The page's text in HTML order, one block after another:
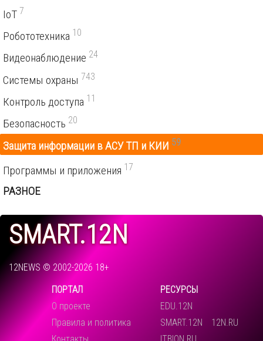
IoT 7
Робототехника 10
Видеонаблюдение 24
Системы охраны 743
Контроль доступа 11
Безопасность 20
Защита информации в АСУ ТП и КИИ 59
Программы и приложения 17
РАЗНОЕ
SMART.12N
12NEWS © 2002-2026 18+
ПОРТАЛ
О проекте
Правила и политика
РЕСУРСЫ
EDU.12N
SMART.12N
12N.RU